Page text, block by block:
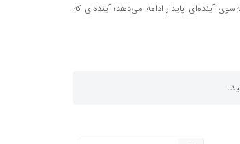
آینده‌ای پایدار ادامه می‌دهد؛ آینده‌ای که